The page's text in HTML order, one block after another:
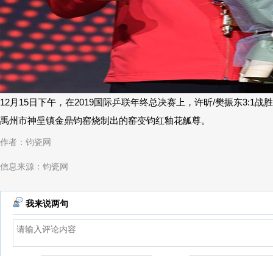
12月15日下午，在2019国际乒联年终总决赛上，许昕/樊振东3:1
禹州市神垕镇金鼎钧窑烧制出的窑变钧红釉花觚尊。
作者：钧瓷网
信息来源：钧瓷网
我来说两句